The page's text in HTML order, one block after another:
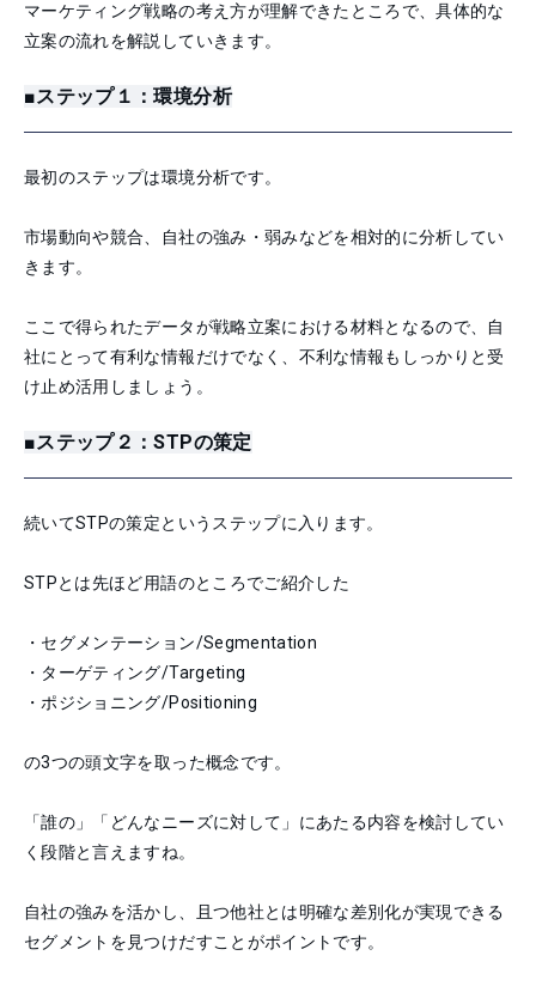
マーケティング戦略の考え方が理解できたところで、具体的な
立案の流れを解説していきます。
■ステップ１：環境分析
最初のステップは環境分析です。
市場動向や競合、自社の強み・弱みなどを相対的に分析してい
きます。
ここで得られたデータが戦略立案における材料となるので、自
社にとって有利な情報だけでなく、不利な情報もしっかりと受
け止め活用しましょう。
■ステップ２：STPの策定
続いてSTPの策定というステップに入ります。
STPとは先ほど用語のところでご紹介した
・セグメンテーション/Segmentation
・ターゲティング/Targeting
・ポジショニング/Positioning
の3つの頭文字を取った概念です。
「誰の」「どんなニーズに対して」にあたる内容を検討してい
く段階と言えますね。
自社の強みを活かし、且つ他社とは明確な差別化が実現できる
セグメントを見つけだすことがポイントです。